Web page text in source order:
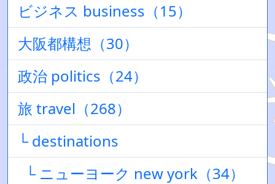
ビジネス business（15）
大阪都構想（30）
政治 politics（24）
旅 travel（268）
└ destinations
└ ニューヨーク new york（34）